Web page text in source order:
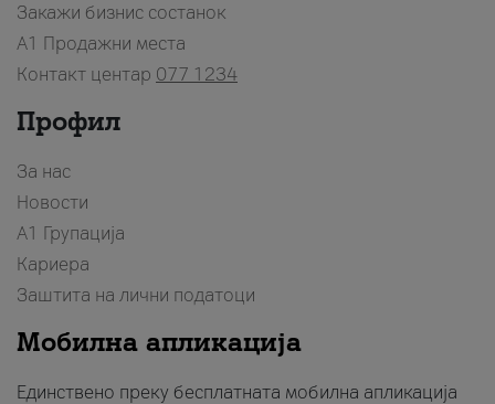
Закажи бизнис состанок
A1 Продажни места
Контакт центар 077 1234
Профил
За нас
Новости
А1 Групација
Кариера
Заштита на лични податоци
Мобилна апликација
Единствено преку бесплатната мобилна апликација